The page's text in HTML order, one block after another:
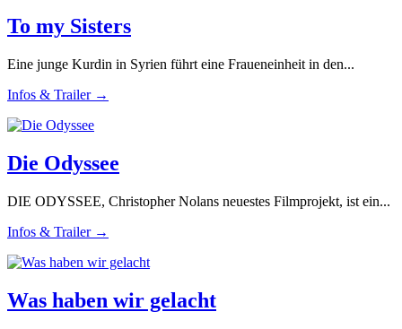
To my Sisters
Eine junge Kurdin in Syrien führt eine Fraueneinheit in den...
Infos & Trailer →
Die Odyssee
DIE ODYSSEE, Christopher Nolans neuestes Filmprojekt, ist ein...
Infos & Trailer →
Was haben wir gelacht